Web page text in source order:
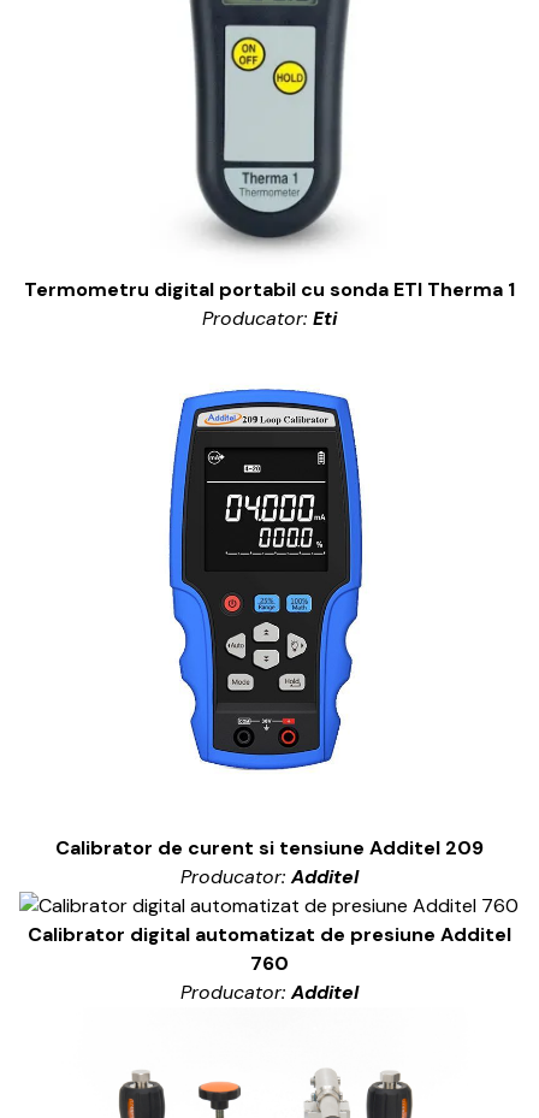
Termometru digital portabil cu sonda ETI Therma 1
Producator: Eti
Calibrator de curent si tensiune Additel 209
Producator:Additel
Calibrator digital automatizat de presiune Additel
760
Producator:Additel